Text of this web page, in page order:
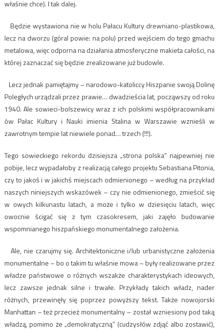
właśnie chce). I tak dalej.
Będzie wystawiona nie w holu Pałacu Kultury drewniano-plastikowa,
lecz na dworzu (góral powie: na polu) przed wejściem do tego gmachu
metalowa, więc odporna na działania atmosferyczne makieta całości, na
której zaznaczać się będzie zrealizowane już budowle.
Lecz jednak pamiętajmy – narodowo-katoliccy Hiszpanie swoją Dolinę
Poległych urządzali przez prawie… dwadzieścia lat, począwszy od roku
1940. Ale sowieci-bolszewicy wraz z ich polskimi współpracownikami
ów Pałac Kultury i Nauki imienia Stalina w Warszawie wznieśli w
zawrotnym tempie lat niewiele ponad… trzech (!!!).
Tego sowieckiego rekordu dzisiejsza „strona polska” najpewniej nie
pobije, lecz wypadałoby z realizacją całego projektu Sebastiana Pitonia,
czy to jakoś i w jakichś miejscach odmienionego – według na przykład
naszych niniejszych wskazówek – czy nie odmienionego, zmieścić się
w owych kilkunastu latach, a może i tylko w dziesięciu latach, więc
owocnie ścigać się z tym czasokresem, jaki zajęło budowanie
wspomnianego hiszpańskiego monumentalnego założenia.
Ale, nie czarujmy się. Architektoniczne i/lub urbanistyczne założenia
monumentalne – bo o takim tu właśnie mowa – były realizowane przez
władze państwowe o różnych wszakże charakterystykach ideowych,
lecz zawsze jednak silne i trwałe. Przykłady takich władz, nader
różnych, przewinęły się poprzez powyższy tekst. Także nowojorski
Manhattan – też przecież monumentalny – został wzniesiony pod taką
władzą, pomimo że „demokratyczną” (cudzysłów zdjąć albo zostawić),